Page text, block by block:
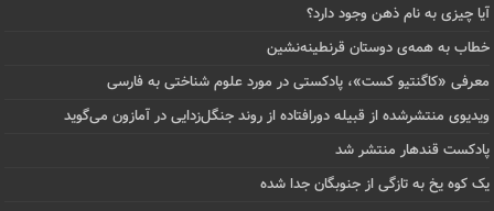
آیا چیزی به نام ذهن وجود دارد؟
خطاب به همه‌ی دوستان قرنطینه‌نشین
معرفی «کاگنتیو کست»، پادکستی در مورد علوم شناختی به فارسی
ویدیوی منتشرشده از قبیله دورافتاده‌ از روند جنگل‌زدایی در آمازون می‌گوید
پادکست قندهار منتشر شد
یک کوه یخ به تازگی از جنوبگان جدا شده